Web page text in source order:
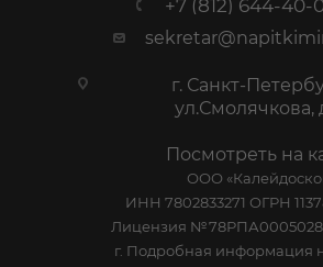
+7 (812) 644-40-
г. Санкт-
ул.Смолячкова,
Посмотреть на
ООО
ИНН 7802833271 ОГРН
Лицензия №78РПА0005028
г. Подробная информация